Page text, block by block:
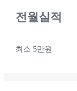
전월실적
최소 5만원